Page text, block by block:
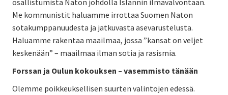
Me kommunistit haluamme irrottaa Suomen Naton
sotakumppanuudesta ja jatkuvasta asevarustelusta.
Haluamme rakentaa maailmaa, jossa ”kansat on veljet
keskenään” – maailmaa ilman sotia ja rasismia.
Forssan ja Oulun kokouksen – vasemmisto tänään
Olemme poikkeuksellisen suurten valintojen edessä.